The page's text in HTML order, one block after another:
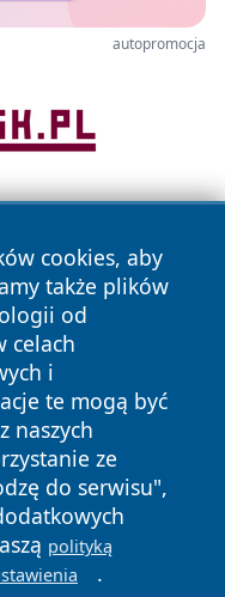
autopromocja
cookies, aby
także plików
od
celach
i
te mogą być
naszych
ze
do serwisu",
polityką
.
prawa zastrzeżone.
Polityka
Cookies